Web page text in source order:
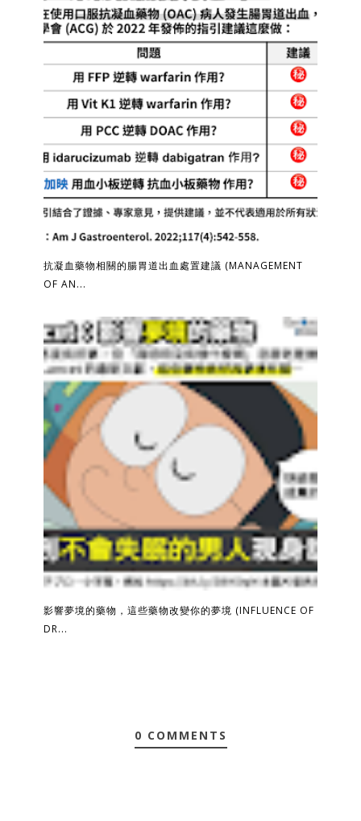
抗凝血藥物相關的腸胃道出血處置建議 (MANAGEMENT
OF AN...
影響夢境的藥物，這些藥物改變你的夢境 (INFLUENCE OF
DR...
0 COMMENTS